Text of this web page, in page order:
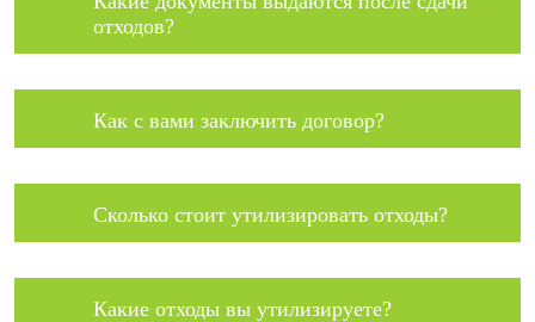
отходов?
Как с вами заключить договор?
Сколько стоит утилизировать отходы?
Какие отходы вы утилизируете?